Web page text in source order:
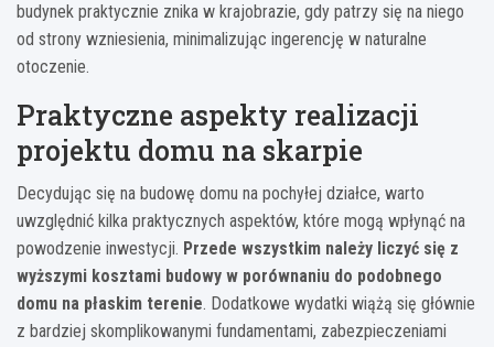
budynek praktycznie znika w krajobrazie, gdy patrzy się na niego
od strony wzniesienia, minimalizując ingerencję w naturalne
otoczenie.
Praktyczne aspekty realizacji
projektu domu na skarpie
Decydując się na budowę domu na pochyłej działce, warto
uwzględnić kilka praktycznych aspektów, które mogą wpłynąć na
powodzenie inwestycji. Przede wszystkim należy liczyć się z
wyższymi kosztami budowy w porównaniu do podobnego
domu na płaskim terenie. Dodatkowe wydatki wiążą się głównie
z bardziej skomplikowanymi fundamentami, zabezpieczeniami